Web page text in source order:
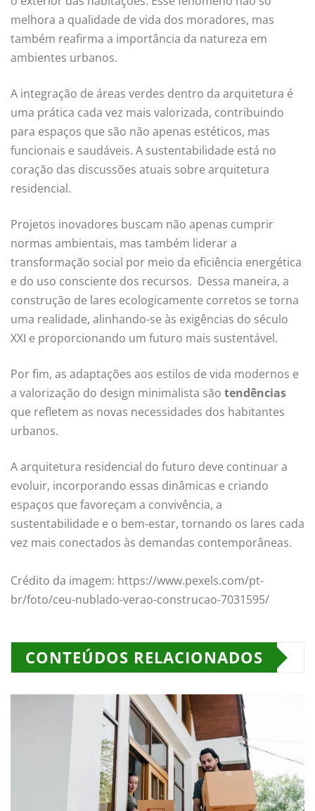
melhora a qualidade de vida dos moradores, mas
também reafirma a importância da natureza em
ambientes urbanos.
A integração de áreas verdes dentro da arquitetura é
uma prática cada vez mais valorizada, contribuindo
para espaços que são não apenas estéticos, mas
funcionais e saudáveis. A sustentabilidade está no
coração das discussões atuais sobre arquitetura
residencial.
Projetos inovadores buscam não apenas cumprir
normas ambientais, mas também liderar a
transformação social por meio da eficiência energética
e do uso consciente dos recursos. Dessa maneira, a
construção de lares ecologicamente corretos se torna
uma realidade, alinhando-se às exigências do século
XXI e proporcionando um futuro mais sustentável.
Por fim, as adaptações aos estilos de vida modernos e
a valorização do design minimalista são tendências
que refletem as novas necessidades dos habitantes
urbanos.
A arquitetura residencial do futuro deve continuar a
evoluir, incorporando essas dinâmicas e criando
espaços que favoreçam a convivência, a
sustentabilidade e o bem-estar, tornando os lares cada
vez mais conectados às demandas contemporâneas.
Crédito da imagem: https://www.pexels.com/pt-
br/foto/ceu-nublado-verao-construcao-7031595/
CONTEÚDOS RELACIONADOS